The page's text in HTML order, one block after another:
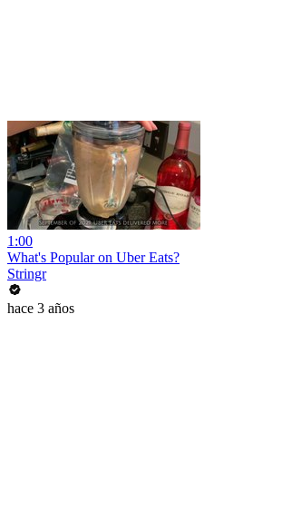
1:00
What's Popular on Uber Eats?
Stringr
hace 3 años